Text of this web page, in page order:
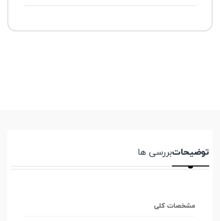
توضیحاتبررسی ها
مشخصات کلی